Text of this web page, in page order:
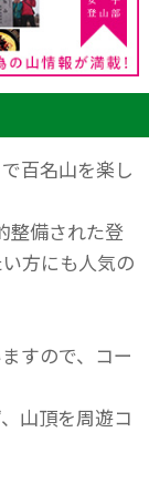
百名山を楽し
整備された登
方にも人気の
すので、コー
山頂を周遊コ